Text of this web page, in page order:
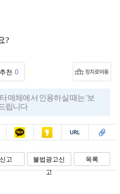
?
추천 0
매체에서 인용하실 때는 '보
립니다
카톡 카스 복사 스크랩
신고
불법광고신
고
목록